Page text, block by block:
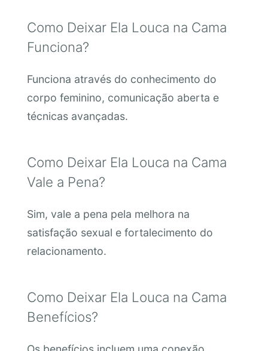
Como Deixar Ela Louca na Cama
Funciona?
Funciona através do conhecimento do
corpo feminino, comunicação aberta e
técnicas avançadas.
Como Deixar Ela Louca na Cama
Vale a Pena?
Sim, vale a pena pela melhora na
satisfação sexual e fortalecimento do
relacionamento.
Como Deixar Ela Louca na Cama
Benefícios?